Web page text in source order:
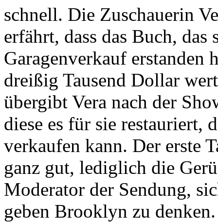
schnell. Die Zuschauerin
erfährt, dass das Buch,
Garagenverkauf
dreißig Tausend Dollar
übergibt Vera nach der
diese es für sie restauriert,
verkaufen kann. Der erste
ganz gut, lediglich die
Moderator der Sendung,
geben Brooklyn zu denken.